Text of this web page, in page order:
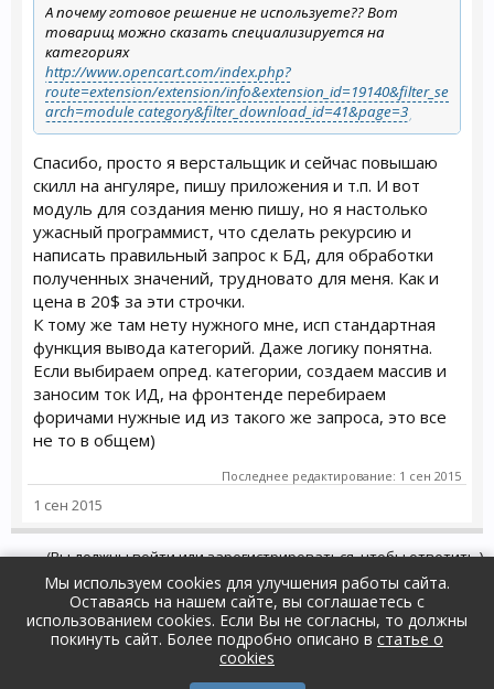
А почему готовое решение не используете?? Вот
товарищ можно сказать специализируется на
категориях
http://www.opencart.com/index.php?
route=extension/extension/info&extension_id=19140&filter_se
arch=module category&filter_download_id=41&page=3
Спасибо, просто я верстальщик и сейчас повышаю
скилл на ангуляре, пишу приложения и т.п. И вот
модуль для создания меню пишу, но я настолько
ужасный программист, что сделать рекурсию и
написать правильный запрос к БД, для обработки
полученных значений, трудновато для меня. Как и
цена в 20$ за эти строчки.
К тому же там нету нужного мне, исп стандартная
функция вывода категорий. Даже логику понятна.
Если выбираем опред. категории, создаем массив и
заносим ток ИД, на фронтенде перебираем
форичами нужные ид из такого же запроса, это все
не то в общем)
Последнее редактирование: 1 сен 2015
1 сен 2015
(Вы должны войти или зарегистрироваться, чтобы ответить.)
Форум
Поддержка и ответы на вопросы
Модули и дополнения
Условия и правила Политика конфиденциальности
Мы используем cookies для улучшения работы сайта.
Оставаясь на нашем сайте, вы соглашаетесь с
использованием cookies. Если Вы не согласны, то должны
покинуть сайт. Более подробно описано в статье о
cookies